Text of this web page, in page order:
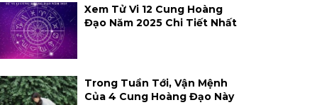
Xem Tử Vi 12 Cung Hoàng
Đạo Năm 2025 Chi Tiết Nhất
Trong Tuần Tới, Vận Mệnh
Của 4 Cung Hoàng Đạo Này